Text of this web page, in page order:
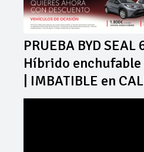
PRUEBA BYD
Híbrido enchufable
| IMBATIBLE en